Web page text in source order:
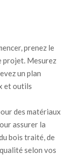
prenez le
projet. Mesurez
un plan
et outils
des matériaux
assurer la
bois traité, de
selon vos